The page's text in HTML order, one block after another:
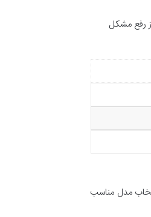
رفع مشکل
مدل مناسب